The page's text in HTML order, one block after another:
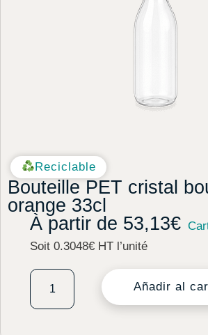
Reciclable
Bouteille PET cristal
orange 33cl
À partir de 53,13€
Soit 0.3048€ HT l’unité
Añadir al